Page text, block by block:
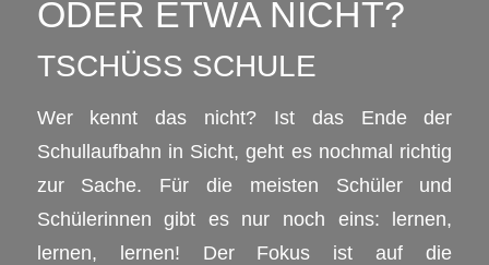
ODER ETWA NICHT?
TSCHÜSS SCHULE
Wer kennt das nicht? Ist das Ende der
Schullaufbahn in Sicht, geht es nochmal richtig
zur Sache. Für die meisten Schüler und
Schülerinnen gibt es nur noch eins: lernen,
lernen, lernen! Der Fokus ist auf die